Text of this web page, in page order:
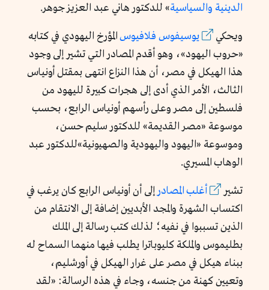
الدينية والسياسية» للدكتور هاني عبد العزيز جوهر.
ويحكي يوسيفوس فلافيوسالمؤرخ اليهودي في كتابه
«حروب اليهود»، وهو أقدم المصادر التي تشير إلى وجود
هذا الهيكل في مصر، أن هذا النزاع انتهى بمقتل أونياس
الثالث، الأمر الذي أدى إلى هجرات كبيرة لليهود من
فلسطين إلى مصر وعلى رأسهم أونياس الرابع، بحسب
موسوعة «مصر القديمة» للدكتور سليم حسن،
وموسوعة «اليهود واليهودية والصهيونية»للدكتور عبد
الوهاب المسيري.
تشير أغلب المصادر إلى أن أونياس الرابع كان يرغب في
اكتساب الشهرة والمجد الأبديين إضافة إلى الانتقام من
الذين تسببوا في نفيه؛ لذلك كتب رسالة إلى الملك
بطليموس والملكة كليوباترا يطلب فيها منهما السماح له
ببناء هيكل في مصر على غرار الهيكل في أورشليم،
وتعيين كهنة من جنسه، وجاء في هذه الرسالة: «لقد